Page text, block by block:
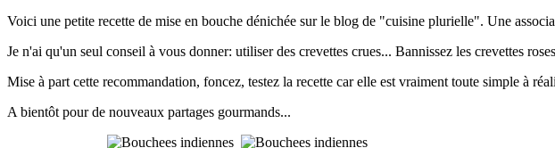
Voici une petite recette de mise en bouche dénichée sur le blog de "cuisine plurielle". Une
Je n'ai qu'un seul conseil à vous donner: utiliser des crevettes crues... Bannissez les crevettes
Mise à part cette recommandation, foncez, testez la recette car elle est vraiment toute simple à
A bientôt pour de nouveaux partages gourmands...